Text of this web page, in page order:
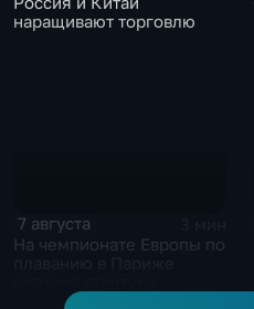
наращивают торговлю
7 августа
На чемпионате Европы по
соревнования по хай-